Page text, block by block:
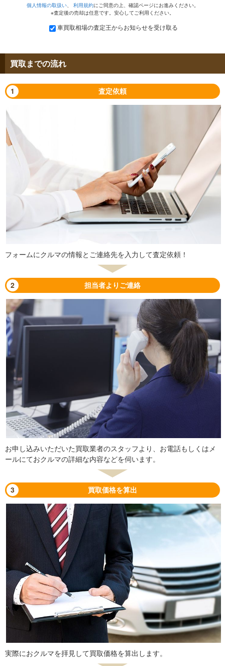
個人情報の取扱い、 利用規約にご同意の上、確認ページにお進みください。
※査定後の売却は任意です。安心してご利用ください。
車買取相場の査定王からお知らせを受け取る
買取までの流れ
1 査定依頼
フォームにクルマの情報とご連絡先を入力して査定依頼！
2 担当者よりご連絡
お申し込みいただいた買取業者のスタッフより、お電話もしくはメ
ールにておクルマの詳細な内容などを伺います。
3 買取価格を算出
実際におクルマを拝見して買取価格を算出します。